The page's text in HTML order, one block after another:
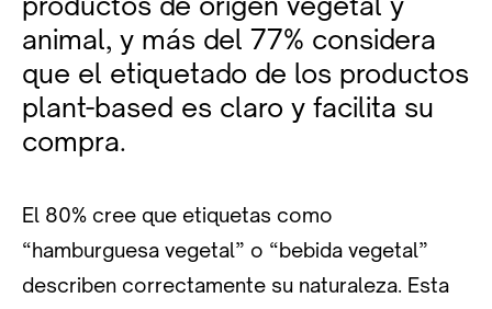
animal, y más del 77% considera
que el etiquetado de los productos
plant-based es claro y facilita su
compra.
El 80% cree que etiquetas como
“hamburguesa vegetal” o “bebida vegetal”
describen correctamente su naturaleza. Esta